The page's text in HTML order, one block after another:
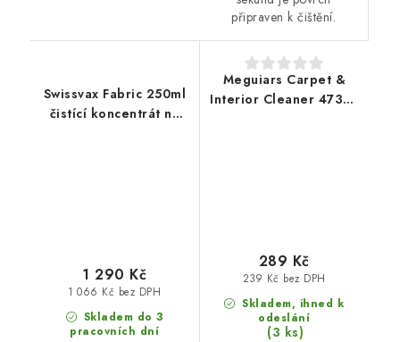
připraven k čištění.
Swissvax Fabric 250ml
čistící koncentrát na
Skladem do 3
pracovních dní
1 066 Kč bez DPH
1 290 Kč
Meguiars Carpet &
Interior Cleaner 473ml
Skladem, ihned k
odeslání
(3 ks)
239 Kč bez DPH
289 Kč